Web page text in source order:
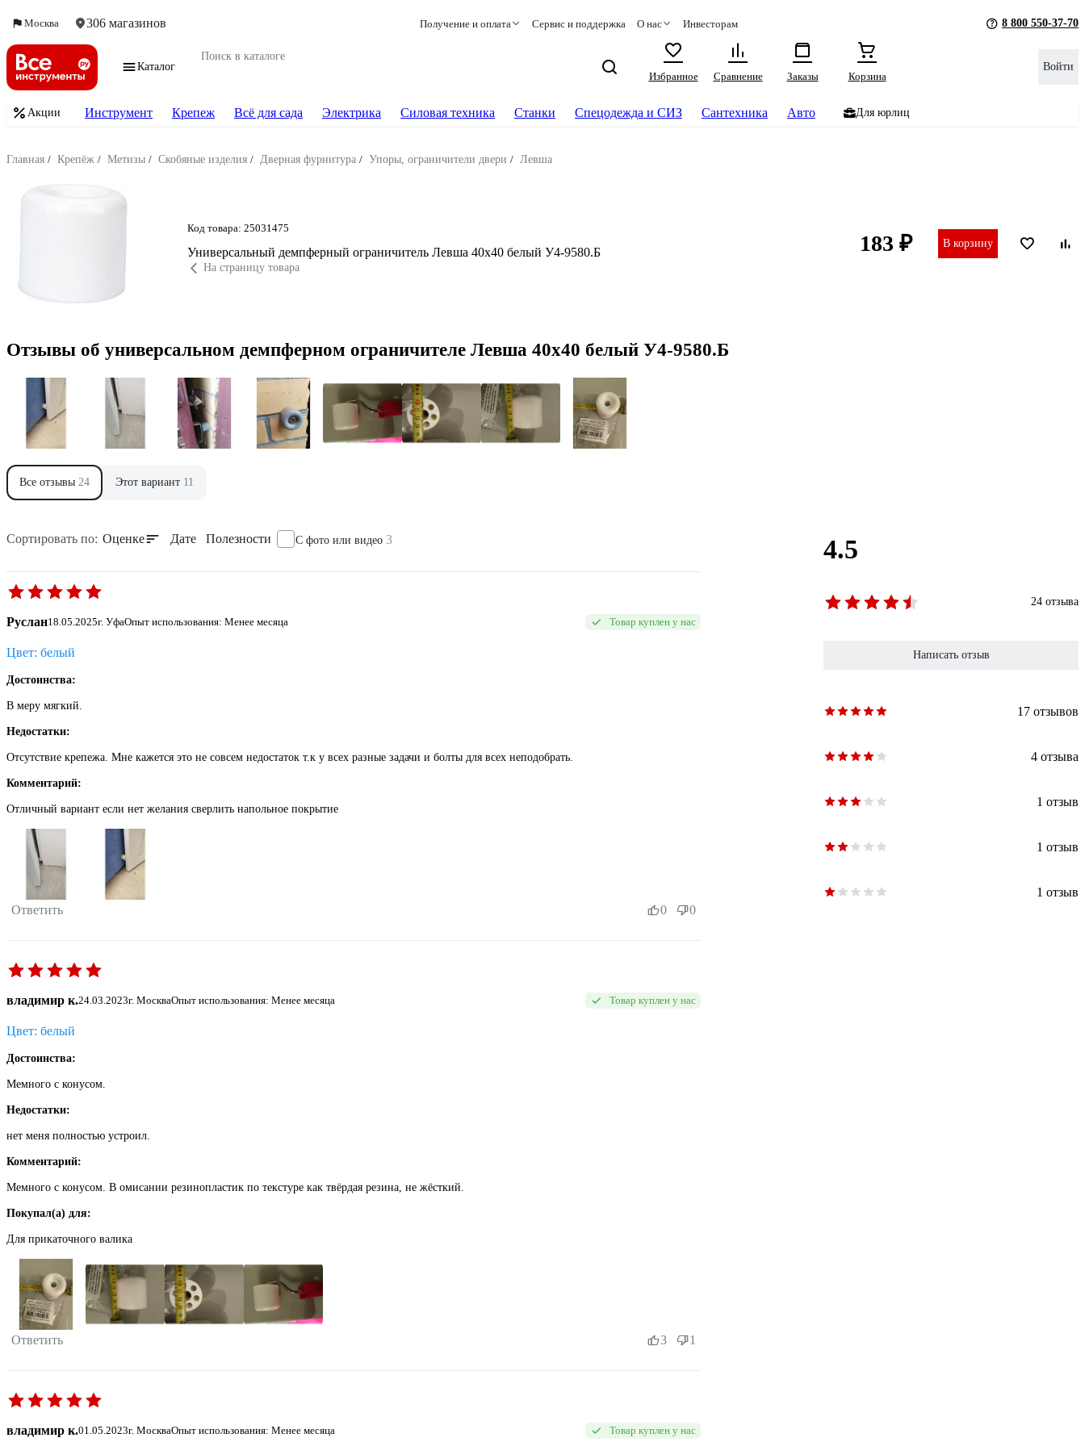
Москва 306 магазинов Получение и оплата Сервис и поддержка О нас Инвесторам 8 800 550-37-70
Каталог
Избранное
Сравнение Заказы Корзина
Войти
Акции Инструмент Крепеж Всё для сада Электрика Силовая техника Станки Спецодежда и СИЗ Сантехника Авто Для юрлиц
Главная / Крепёж / Метизы / Скобяные изделия / Дверная фурнитура / Упоры, ограничители двери / Левша
Код товара: 25031475
Универсальный демпферный ограничитель Левша 40x40 белый У4-9580.Б
На страницу товара
183 ₽ В корзину
Отзывы об универсальном демпферном ограничителе Левша 40x40 белый У4-9580.Б
Все отзывы 24 Этот вариант 11
Сортировать по: Оценке Дате Полезности С фото или видео 3
Руслан18.05.2025г. УфаОпыт использования: Менее месяца Товар куплен у нас
Цвет: белый
Достоинства:
В меру мягкий.
Недостатки:
Отсутствие крепежа. Мне кажется это не совсем недостаток т.к у всех разные задачи и болты для всех неподобрать.
Комментарий:
Отличный вариант если нет желания сверлить напольное покрытие
Ответить 0 0
владимир к.24.03.2023г. МоскваОпыт использования: Менее месяца Товар куплен у нас
Цвет: белый
Достоинства:
Мемного с конусом.
Недостатки:
нет меня полностью устроил.
Комментарий:
Мемного с конусом. В омисании резинопластик по текстуре как твёрдая резина, не жёсткий.
Покупал(а) для:
Для прикаточного валика
Ответить 3 1
владимир к.01.05.2023г. МоскваОпыт использования: Менее месяца Товар куплен у нас
4.5
24 отзыва
Написать отзыв
17 отзывов
4 отзыва
1 отзыв
1 отзыв
1 отзыв